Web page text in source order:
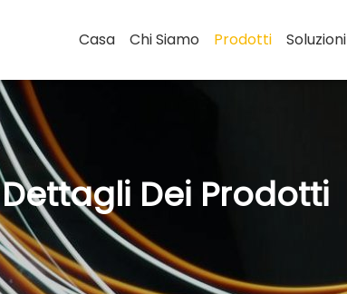
Casa Chi Siamo Prodotti Soluzioni
Dettagli Dei Prodotti